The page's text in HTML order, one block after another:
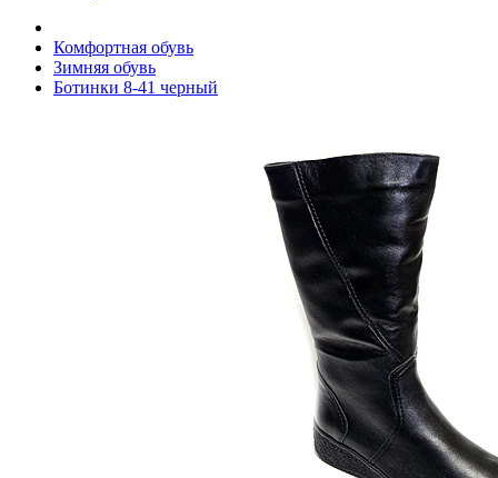
Комфортная обувь
Зимняя обувь
Ботинки 8-41 черный